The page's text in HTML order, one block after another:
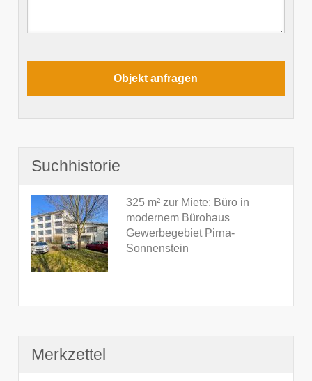
Suchhistorie
325 m² zur Miete: Büro in
modernem Bürohaus
Gewerbegebiet Pirna-
Sonnenstein
Merkzettel